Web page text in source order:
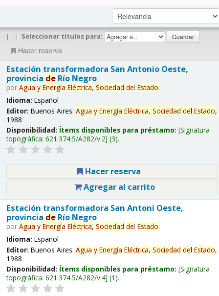
| | Seleccionar títulos para:
Hacer reserva
Estación transformadora San Antonio Oeste,
provincia deRío Negro
por Agua y Energía Eléctrica, Sociedad del Estado.
Idioma: Español
Editor: Buenos Aires: Agua y Energía Eléctrica, Sociedad del Estado,
1988
Disponibilidad: Ítems disponibles para préstamo: Signatura
topográfica: 621.374.5/A282/v.2 (3).
Hacer reserva
Agregar al carrito
Estación transformadora San Antoni Oeste,
provincia deRío Negro
por Agua y Energía Eléctrica, Sociedad del Estado.
Idioma: Español
Editor: Buenos Aires: Agua y Energía Eléctrica, Sociedad del Estado,
1988
Disponibilidad: Ítems disponibles para préstamo: Signatura
topográfica: 621.374.5/A282/v.4 (1).